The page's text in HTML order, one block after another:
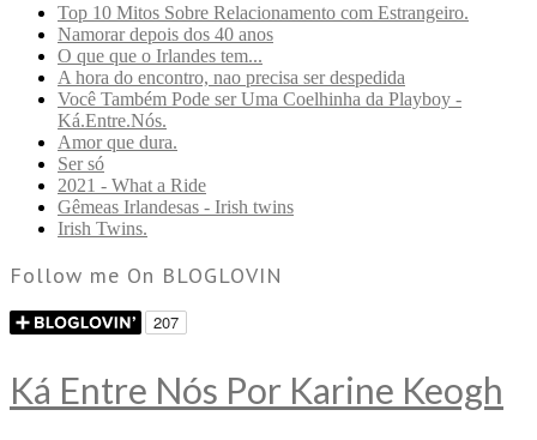
Top 10 Mitos Sobre Relacionamento com Estrangeiro.
Namorar depois dos 40 anos
O que que o Irlandes tem...
A hora do encontro, nao precisa ser despedida
Você Também Pode ser Uma Coelhinha da Playboy -
Ká.Entre.Nós.
Amor que dura.
Ser só
2021 - What a Ride
Gêmeas Irlandesas - Irish twins
Irish Twins.
Follow me On BLOGLOVIN
Ká Entre Nós Por Karine Keogh